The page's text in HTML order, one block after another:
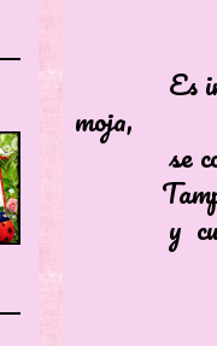
Es
moja,
se
y